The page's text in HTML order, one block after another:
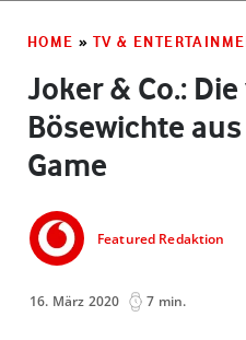
HOME » TV &
Joker & Co.:
Bösewichte
Game
Featured Redaktion
16. März 2020 7 min.